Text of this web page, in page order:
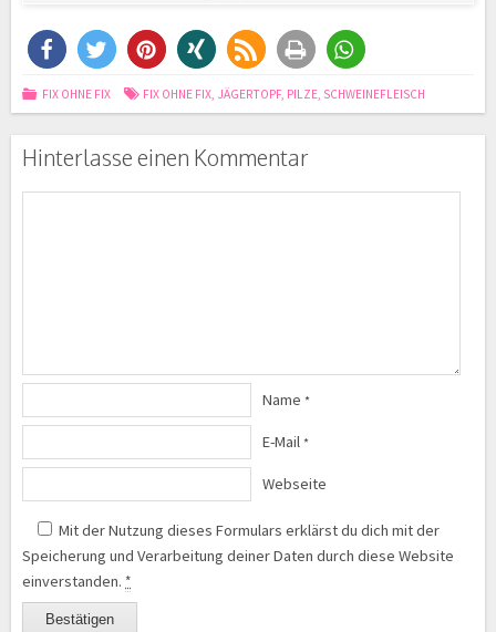
FIX OHNE FIX FIX OHNE FIX, JÄGERTOPF, PILZE, SCHWEINEFLEISCH
Hinterlasse einen Kommentar
Name *
E-Mail *
Webseite
Mit der Nutzung dieses Formulars erklärst du dich mit der
Speicherung und Verarbeitung deiner Daten durch diese Website
einverstanden. *